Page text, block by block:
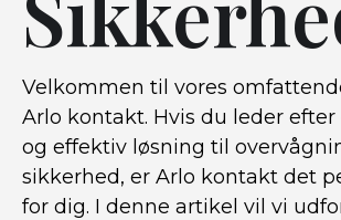
Velkommen til vores
Arlo kontakt. Hvis du leder
og effektiv løsning til
sikkerhed, er Arlo kontakt det
for dig. I denne artikel vil vi